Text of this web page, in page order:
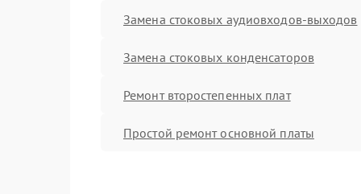
Замена стоковых аудиовходов-выходов
Замена стоковых конденсаторов
Ремонт второстепенных плат
Простой ремонт основной платы